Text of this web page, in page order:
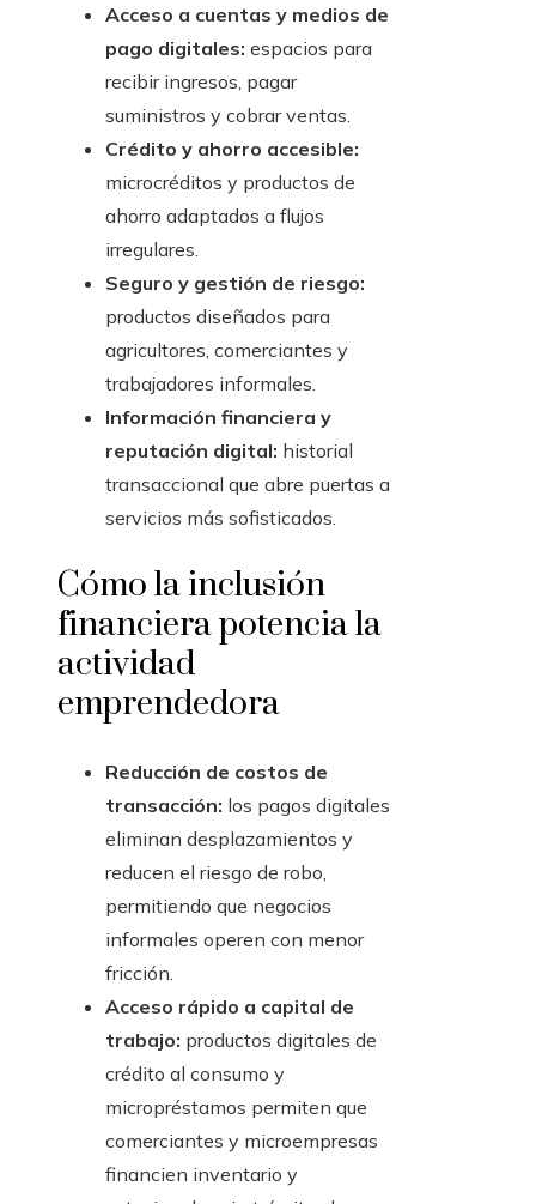
Acceso a cuentas y medios de
pago digitales: espacios para
recibir ingresos, pagar
suministros y cobrar ventas.
Crédito y ahorro accesible:
microcréditos y productos de
ahorro adaptados a flujos
irregulares.
Seguro y gestión de riesgo:
productos diseñados para
agricultores, comerciantes y
trabajadores informales.
Información financiera y
reputación digital: historial
transaccional que abre puertas a
servicios más sofisticados.
Cómo la inclusión
financiera potencia la
actividad
emprendedora
Reducción de costos de
transacción: los pagos digitales
eliminan desplazamientos y
reducen el riesgo de robo,
permitiendo que negocios
informales operen con menor
fricción.
Acceso rápido a capital de
trabajo: productos digitales de
crédito al consumo y
micropréstamos permiten que
comerciantes y microempresas
financien inventario y